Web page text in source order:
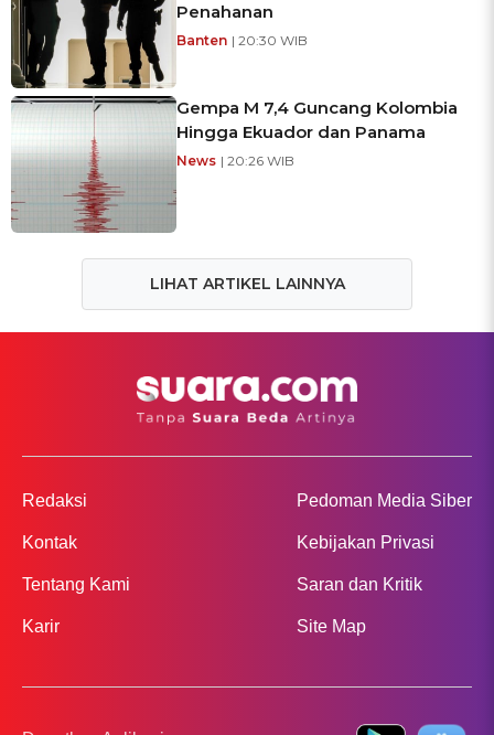
Penahanan
Banten | 20:30 WIB
Gempa M 7,4 Guncang Kolombia
Hingga Ekuador dan Panama
News | 20:26 WIB
LIHAT ARTIKEL LAINNYA
Redaksi
Kontak
Tentang Kami
Karir
Pedoman Media Siber
Kebijakan Privasi
Saran dan Kritik
Site Map